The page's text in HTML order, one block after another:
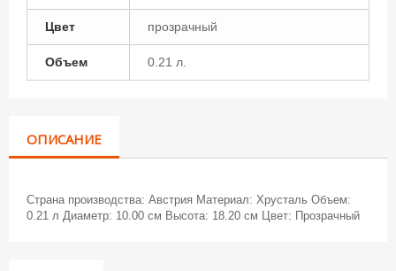
Цвет прозрачный
Объем 0.21 л.
ОПИСАНИЕ
Страна производства: Австрия Материал: Хрусталь Объем:
0.21 л Диаметр: 10.00 см Высота: 18.20 см Цвет: Прозрачный